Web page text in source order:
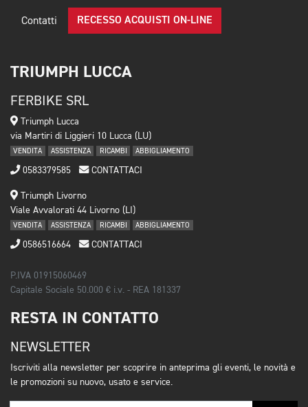
Contatti RECESSO ACQUISTI ON-LINE
TRIUMPH LUCCA
FERBIKE SRL
Triumph Lucca
via Martiri di Liggieri 10 Lucca (LU)
VENDITA ASSISTENZA RICAMBI ABBIGLIAMENTO
0583379585 CONTATTACI
Triumph Livorno
Viale Avvalorati 44 Livorno (LI)
VENDITA ASSISTENZA RICAMBI ABBIGLIAMENTO
0586516664 CONTATTACI
P.IVA 01915060469
Capitale Sociale 50.000 € i.v. - REA 181337
RESTA IN CONTATTO
NEWSLETTER
Iscriviti alla newsletter per scoprire in anteprima gli eventi, le novità e
le promozioni su nuovo, usato e service.